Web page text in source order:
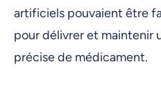
artificiels pouvaient être
pour délivrer et maintenir
précise de médicament.